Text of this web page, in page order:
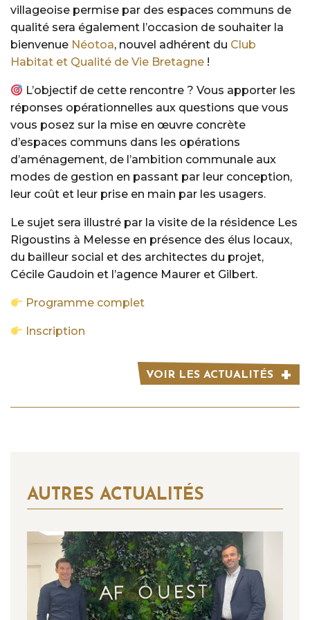
villageoise permise par des espaces communs de
qualité sera également l’occasion de souhaiter la
bienvenue Néotoa, nouvel adhérent du Club
Habitat et Qualité de Vie Bretagne !
L’objectif de cette rencontre ? Vous apporter les
réponses opérationnelles aux questions que vous
vous posez sur la mise en œuvre concrète
d’espaces communs dans les opérations
d’aménagement, de l’ambition communale aux
modes de gestion en passant par leur conception,
leur coût et leur prise en main par les usagers.
Le sujet sera illustré par la visite de la résidence Les
Rigoustins à Melesse en présence des élus locaux,
du bailleur social et des architectes du projet,
Cécile Gaudoin et l’agence Maurer et Gilbert.
Programme complet
Inscription
VOIR LES ACTUALITÉS
AUTRES ACTUALITÉS